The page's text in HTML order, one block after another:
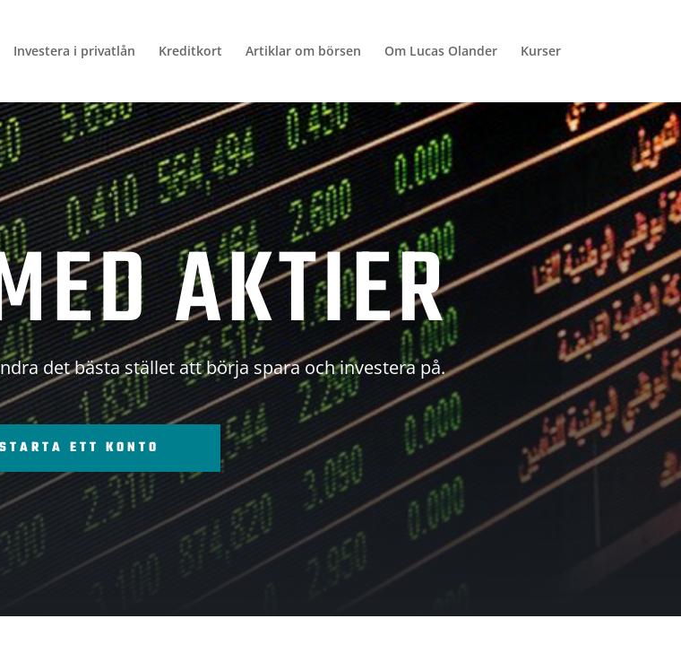
Investera i privatlån Kreditkort Artiklar om börsen Om Lucas Olander Kurser
AKTIER
det bästa stället att börja spara och investera på.
STARTA ETT KONTO